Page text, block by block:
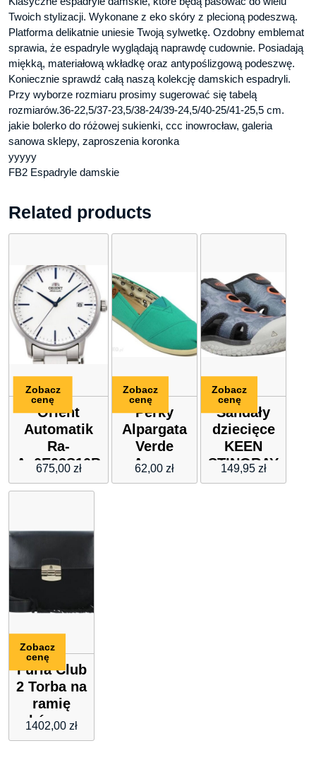
Twoich stylizacji. Wykonane z eko skóry z plecioną podeszwą.
Platforma delikatnie uniesie Twoją sylwetkę. Ozdobny emblemat
sprawia, że espadryle wyglądają naprawdę cudownie. Posiadają
miękką, materiałową wkładkę oraz antypoślizgową podeszwę.
Koniecznie sprawdź całą naszą kolekcję damskich espadryli.
Przy wyborze rozmiaru prosimy sugerować się tabelą
rozmiarów.36-22,5/37-23,5/38-24/39-24,5/40-25/41-25,5 cm.
jakie bolerko do różowej sukienki, ccc inowrocław, galeria
sanowa sklepy, zaproszenia koronka
yyyyy
FB2 Espadryle damskie
Related products
Orient
Automatik
Ra-
Ac0E02S10B
675,00 zł
Zobacz
cenę
Perky
Alpargata
Verde
Acqua
62,00 zł
Zobacz
cenę
Sandały
dziecięce
KEEN
STINGRAY
149,95 zł
Zobacz
cenę
Furla Club
2 Torba na
ramię
skórzana
20 cm
1402,00 zł
Zobacz
cenę